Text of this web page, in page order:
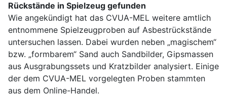
Rückstände in Spielzeug gefunden
Wie angekündigt hat das CVUA-MEL weitere amtlich
entnommene Spielzeugproben auf Asbestrückstände
untersuchen lassen. Dabei wurden neben „magischem“
bzw. „formbarem“ Sand auch Sandbilder, Gipsmassen
aus Ausgrabungssets und Kratzbilder analysiert. Einige
der dem CVUA-MEL vorgelegten Proben stammten
aus dem Online-Handel.